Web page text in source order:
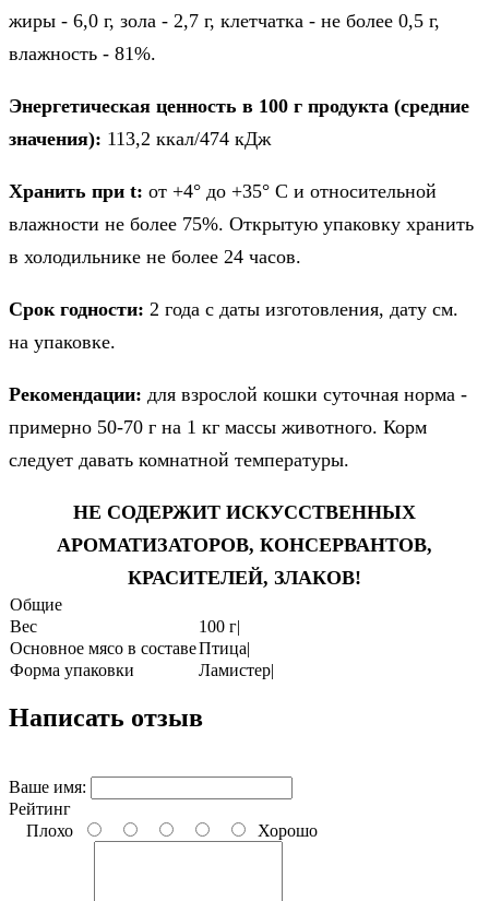
жиры - 6,0 г, зола - 2,7 г, клетчатка - не более 0,5 г,
влажность - 81%.
Энергетическая ценность в 100 г продукта (средние
значения): 113,2 ккал/474 кДж
Хранить при t: от +4° до +35° C и относительной
влажности не более 75%. Открытую упаковку хранить
в холодильнике не более 24 часов.
Срок годности: 2 года с даты изготовления, дату см.
на упаковке.
Рекомендации: для взрослой кошки суточная норма -
примерно 50-70 г на 1 кг массы животного. Корм
следует давать комнатной температуры.
НЕ СОДЕРЖИТ ИСКУССТВЕННЫХ
АРОМАТИЗАТОРОВ, КОНСЕРВАНТОВ,
КРАСИТЕЛЕЙ, ЗЛАКОВ!
Общие
Вес
100 г|
Основное мясо в составеПтица|
Форма упаковки
Ламистер|
Написать отзыв
Ваше имя:
Рейтинг
Плохо
Хорошо